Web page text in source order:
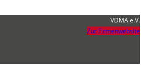
VDMA e.V.
Zur Firmenwebsite